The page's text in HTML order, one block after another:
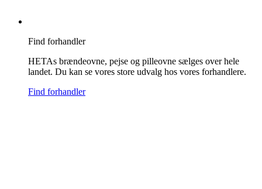
Find forhandler
HETAs brændeovne, pejse og pilleovne sælges over hele
landet. Du kan se vores store udvalg hos vores forhandlere.
Find forhandler